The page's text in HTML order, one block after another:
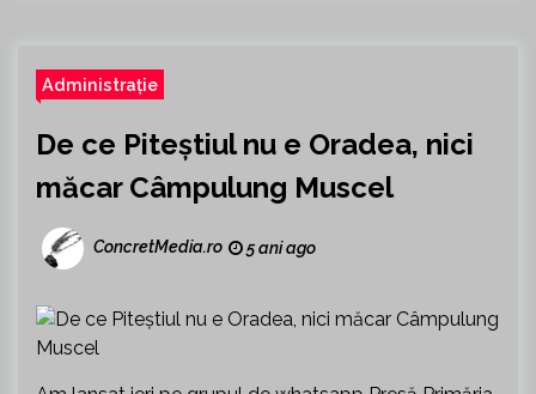
Administrație
De ce Piteștiul nu e Oradea, nici
măcar Câmpulung Muscel
ConcretMedia.ro 5 ani ago